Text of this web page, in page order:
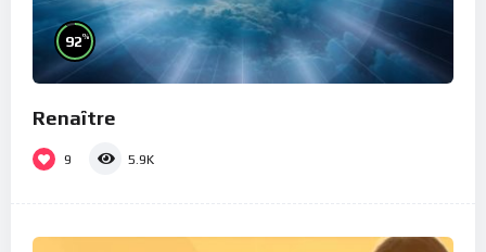
92%
Renaître
9 5.9K